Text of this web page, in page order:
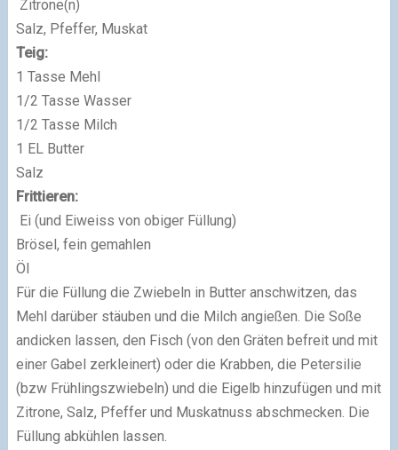
Zitrone(n)
Salz, Pfeffer, Muskat
Teig:
1 Tasse Mehl
1/2 Tasse Wasser
1/2 Tasse Milch
1 EL Butter
Salz
Frittieren:
Ei (und Eiweiss von obiger Füllung)
Brösel, fein gemahlen
Öl
Für die Füllung die Zwiebeln in Butter anschwitzen, das
Mehl darüber stäuben und die Milch angießen. Die Soße
andicken lassen, den Fisch (von den Gräten befreit und mit
einer Gabel zerkleinert) oder die Krabben, die Petersilie
(bzw Frühlingszwiebeln) und die Eigelb hinzufügen und mit
Zitrone, Salz, Pfeffer und Muskatnuss abschmecken. Die
Füllung abkühlen lassen.